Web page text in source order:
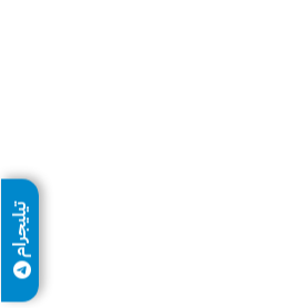
تيليجرام